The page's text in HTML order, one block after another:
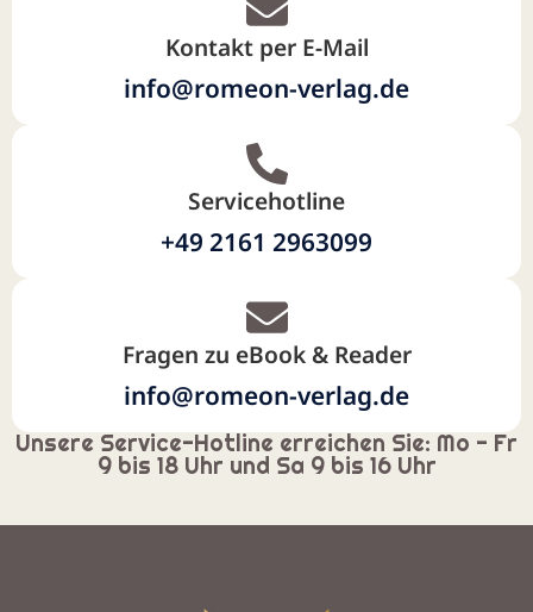
Kontakt per E-Mail
info@romeon-verlag.de
Servicehotline
+49 2161 2963099
Fragen zu eBook & Reader
info@romeon-verlag.de
Unsere Service-Hotline erreichen Sie: Mo - Fr
9 bis 18 Uhr und Sa 9 bis 16 Uhr